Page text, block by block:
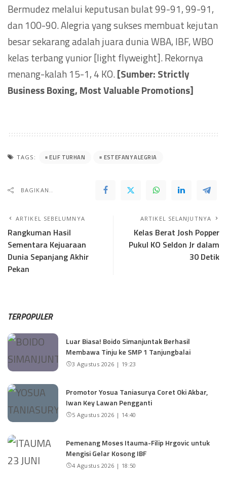
Bermudez melalui keputusan bulat 99-91, 99-91,
dan 100-90. Alegria yang sukses membuat kejutan
besar sekarang adalah juara dunia WBA, IBF, WBO
kelas terbang yunior [light flyweight]. Rekornya
menang-kalah 15-1, 4 KO.[Sumber: Strictly
Business Boxing, Most Valuable Promotions]
TAGS: ELIF TURHAN ESTEFANY ALEGRIA
BAGIKAN..
ARTIKEL SEBELUMNYA
Rangkuman Hasil
Sementara Kejuaraan
Dunia Sepanjang Akhir
Pekan
ARTIKEL SELANJUTNYA
Kelas Berat Josh Popper
Pukul KO Seldon Jr dalam
30 Detik
TERPOPULER
Luar Biasa! Boido Simanjuntak Berhasil
Membawa Tinju ke SMP 1 Tanjungbalai
3 Agustus 2026 | 19:23
Promotor Yosua Taniasurya Coret Oki Akbar,
Iwan Key Lawan Pengganti
5 Agustus 2026 | 14:40
Pemenang Moses Itauma-Filip Hrgovic untuk
Mengisi Gelar Kosong IBF
4 Agustus 2026 | 18:50